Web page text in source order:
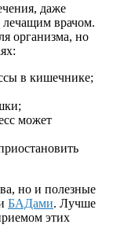
даже
лечащим врачом.
организма, но
в кишечнике;
может
но и полезные
БАДами. Лучше
этих